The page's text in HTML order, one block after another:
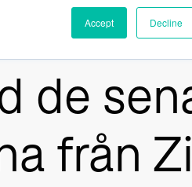
Accept Decline
de
från